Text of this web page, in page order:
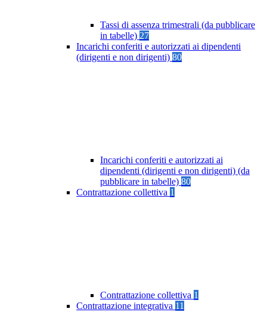
Tassi di assenza trimestrali (da pubblicare
in tabelle) 27
Incarichi conferiti e autorizzati ai dipendenti
(dirigenti e non dirigenti) 80
Incarichi conferiti e autorizzati ai
dipendenti (dirigenti e non dirigenti) (da
pubblicare in tabelle) 80
Contrattazione collettiva 1
Contrattazione collettiva 1
Contrattazione integrativa 11